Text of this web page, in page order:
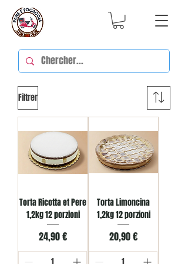
Filtrer
Torta Ricotta et Pere
1,2kg 12 porzioni
Prix
24,90 €
Torta Limoncina
1,2kg 12 porzioni
Prix
20,90 €